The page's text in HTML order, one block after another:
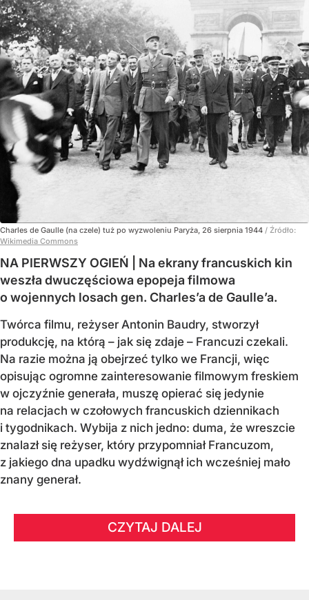
Charles de Gaulle (na czele) tuż po wyzwoleniu Paryża, 26 sierpnia 1944 / Źródło:
Wikimedia Commons
NA PIERWSZY OGIEŃ | Na ekrany francuskich kin
weszła dwuczęściowa epopeja filmowa
o wojennych losach gen. Charles’a de Gaulle’a.
Twórca filmu, reżyser Antonin Baudry, stworzył
produkcję, na którą – jak się zdaje – Francuzi czekali.
Na razie można ją obejrzeć tylko we Francji, więc
opisując ogromne zainteresowanie filmowym freskiem
w ojczyźnie generała, muszę opierać się jedynie
na relacjach w czołowych francuskich dziennikach
i tygodnikach. Wybija z nich jedno: duma, że wreszcie
znalazł się reżyser, który przypomniał Francuzom,
z jakiego dna upadku wydźwignął ich wcześniej mało
znany generał.
CZYTAJ DALEJ